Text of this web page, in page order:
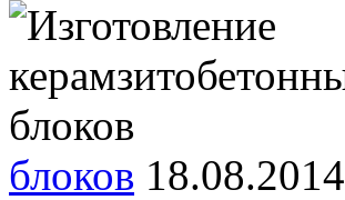
блоков 18.08.2014